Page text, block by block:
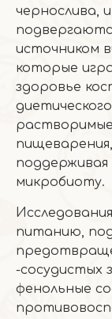
чернослива,
источником
которые
здоровье
микробиоту.
питанию,
-сосудистых
фенольные